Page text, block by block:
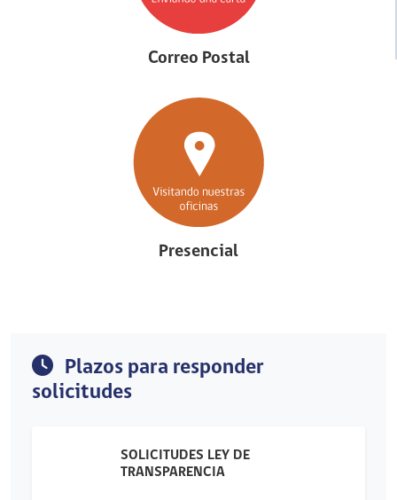
Correo Postal
Presencial
Plazos para responder
solicitudes
SOLICITUDES LEY DE
TRANSPARENCIA